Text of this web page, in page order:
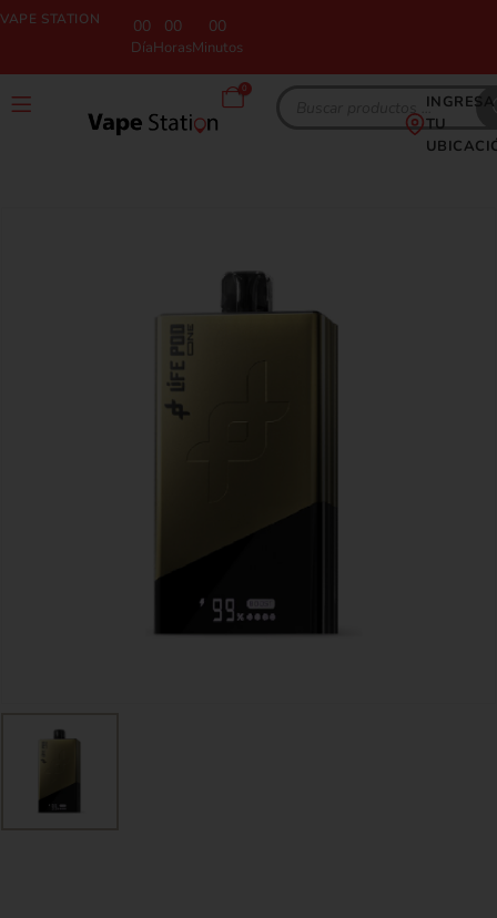
VAPE STATION 00
Día
00
Horas
00
Minutos
0
INGRESA
TU